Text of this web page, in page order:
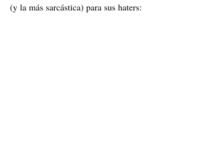
(y la más sarcástica) para sus haters: